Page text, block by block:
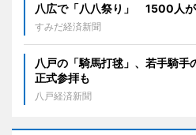
八広で「八八祭り」 1500人
すみだ経済新聞
八戸の「騎馬打毬」、若手騎
正式参拝も
八戸経済新聞